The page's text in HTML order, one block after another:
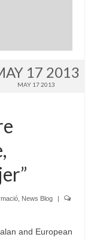
17 2013
MAY 17 2013
News Blog
|
and European